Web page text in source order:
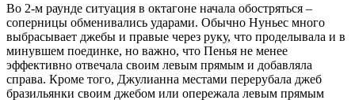
Во 2-м раунде ситуация в октагоне начала обостряться –
соперницы обменивались ударами. Обычно Нуньес много
выбрасывает джебы и правые через руку, что проделывала и в
минувшем поединке, но важно, что Пенья не менее
эффективно отвечала своим левым прямым и добавляла
справа. Кроме того, Джулианна местами перерубала джеб
бразильянки своим джебом или опережала левым прямым